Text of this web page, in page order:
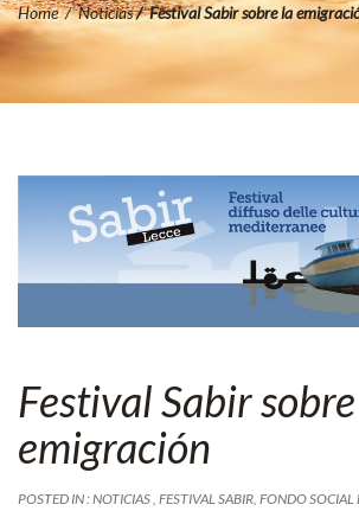
Home Noticias Festival Sabir sobre la
Festival Sabir
emigración
POSTED IN :NOTICIAS, FESTIVAL SABIR, FONDO SOCIAL